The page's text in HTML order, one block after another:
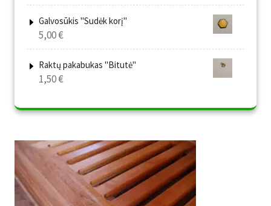
Galvosūkis "Sudėk korį"
5,00€
Raktų pakabukas "Bitutė"
1,50€